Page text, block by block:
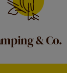
& Co.